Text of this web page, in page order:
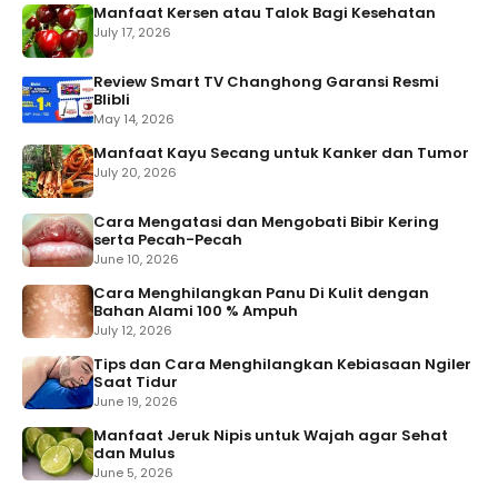
Manfaat Kersen atau Talok Bagi Kesehatan
July 17, 2026
Review Smart TV Changhong Garansi Resmi
Blibli
May 14, 2026
Manfaat Kayu Secang untuk Kanker dan Tumor
July 20, 2026
Cara Mengatasi dan Mengobati Bibir Kering
serta Pecah-Pecah
June 10, 2026
Cara Menghilangkan Panu Di Kulit dengan
Bahan Alami 100 % Ampuh
July 12, 2026
Tips dan Cara Menghilangkan Kebiasaan Ngiler
Saat Tidur
June 19, 2026
Manfaat Jeruk Nipis untuk Wajah agar Sehat
dan Mulus
June 5, 2026